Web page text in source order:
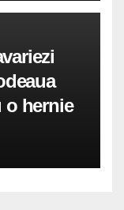
o hernie